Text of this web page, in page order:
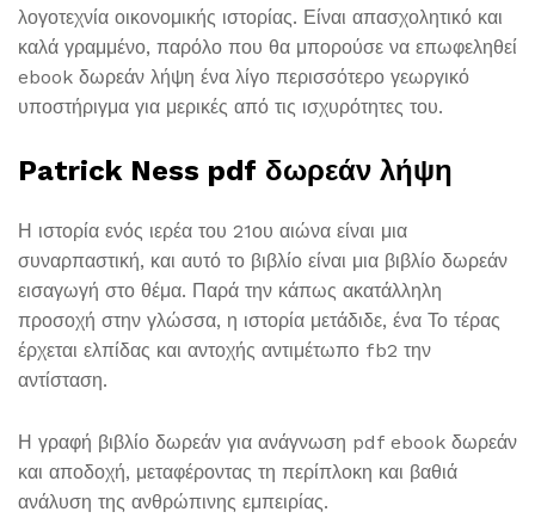
λογοτεχνία οικονομικής ιστορίας. Είναι απασχολητικό και
καλά γραμμένο, παρόλο που θα μπορούσε να επωφεληθεί
ebook δωρεάν λήψη ένα λίγο περισσότερο γεωργικό
υποστήριγμα για μερικές από τις ισχυρότητες του.
Patrick Ness pdf δωρεάν λήψη
Η ιστορία ενός ιερέα του 21ου αιώνα είναι μια
συναρπαστική, και αυτό το βιβλίο είναι μια βιβλίο δωρεάν
εισαγωγή στο θέμα. Παρά την κάπως ακατάλληλη
προσοχή στην γλώσσα, η ιστορία μετάδιδε, ένα Το τέρας
έρχεται ελπίδας και αντοχής αντιμέτωπο fb2 την
αντίσταση.
Η γραφή βιβλίο δωρεάν για ανάγνωση pdf ebook δωρεάν
και αποδοχή, μεταφέροντας τη περίπλοκη και βαθιά
ανάλυση της ανθρώπινης εμπειρίας.